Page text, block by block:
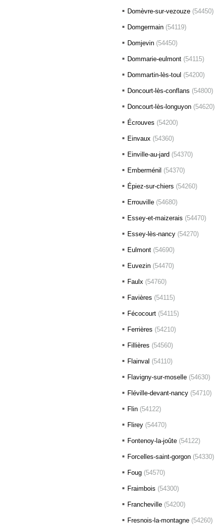
Domèvre-sur-vezouze (54450)
Domgermain (54119)
Domjevin (54450)
Dommarie-eulmont (54115)
Dommartin-lès-toul (54200)
Doncourt-lès-conflans (54800)
Doncourt-lès-longuyon (54620)
Écrouves (54200)
Einvaux (54360)
Einville-au-jard (54370)
Emberménil (54370)
Épiez-sur-chiers (54260)
Errouville (54680)
Essey-et-maizerais (54470)
Essey-lès-nancy (54270)
Eulmont (54690)
Euvezin (54470)
Faulx (54760)
Favières (54115)
Fécocourt (54115)
Ferrières (54210)
Fillières (54560)
Flainval (54110)
Flavigny-sur-moselle (54630)
Fléville-devant-nancy (54710)
Flin (54122)
Flirey (54470)
Fontenoy-la-joûte (54122)
Forcelles-saint-gorgon (54330)
Foug (54570)
Fraimbois (54300)
Francheville (54200)
Fresnois-la-montagne (54260)